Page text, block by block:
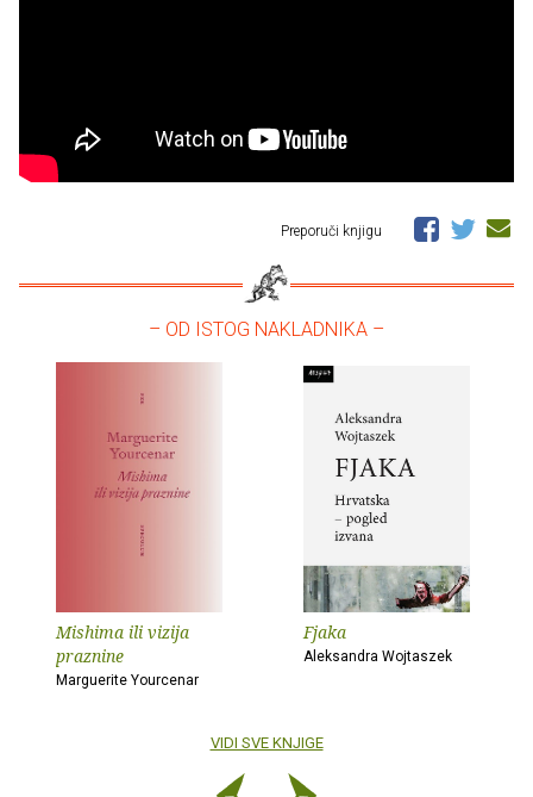
Preporuči knjigu
– OD ISTOG NAKLADNIKA –
Mishima ili vizija
praznine
Marguerite Yourcenar
Fjaka
Aleksandra Wojtaszek
VIDI SVE KNJIGE